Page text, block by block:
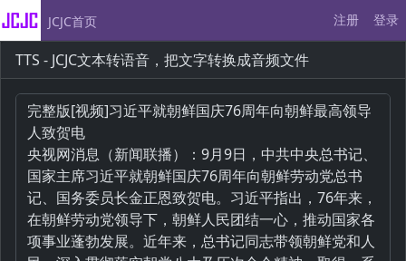
JCJC首页 注册 登录
TTS - JCJC文本转语音，把文字转换成音频文件